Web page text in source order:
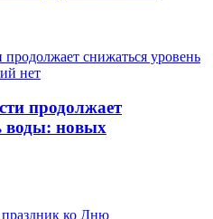
продолжает
воды: новых